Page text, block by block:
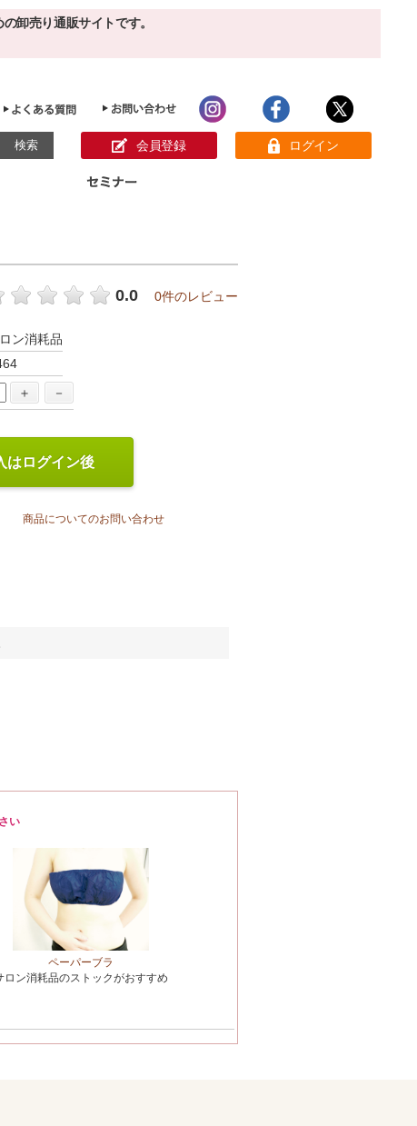
卸売り通販サイトです。
会員登録 ログイン
アンチエイジング
0.0 0件のレビュー
ン消耗品
＋ －
はログイン後
商品についてのお問い合わせ
い
ペーパーブラ
ロン消耗品のストックがおすすめ